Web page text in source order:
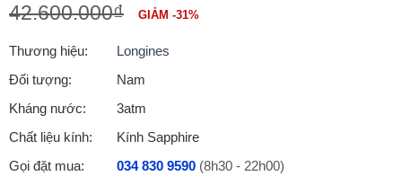
42.600.000₫ GIẢM -31%
Thương hiệu:
Longines
Đối tượng:
Nam
Kháng nước:
3atm
Chất liệu kính:
Kính Sapphire
Gọi đặt mua:
034 830 9590 (8h30 - 22h00)